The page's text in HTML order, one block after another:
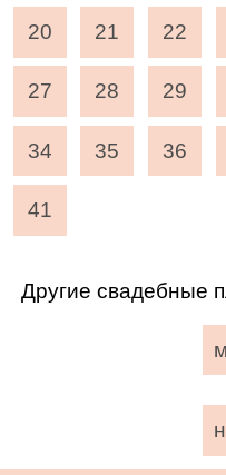
20 21 22
27 28 29
34 35 36
41
Другие свадебные